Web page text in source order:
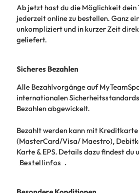
Ab jetzt hast du die Möglichkeit dein
jederzeit online zu bestellen. Ganz
unkompliziert und in kurzer Zeit
geliefert.
Sicheres Bezahlen
Alle Bezahlvorgänge auf
internationalen
Bezahlen abgewickelt.
Bezahlt werden kann mit Kreditkarte
(MasterCard/Visa/ Maestro),
Karte & EPS. Details dazu findest du
Bestellinfos .